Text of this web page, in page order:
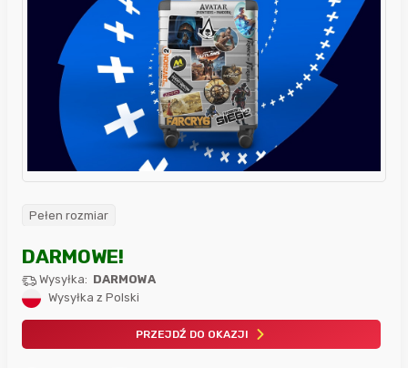
Pełen rozmiar
DARMOWE!
Wysyłka: DARMOWA
Wysyłka z Polski
PRZEJDŹ DO OKAZJI